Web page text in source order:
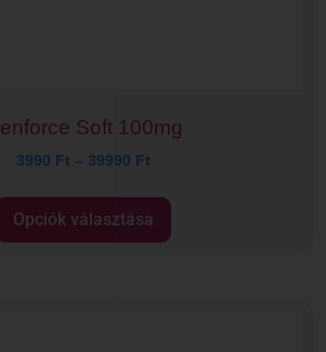
Soft 100mg
3990 Ft – 39990 Ft
Opciók választása